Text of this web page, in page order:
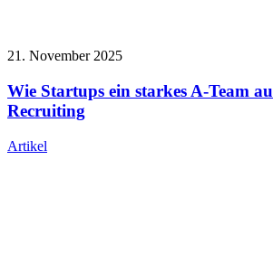
21. November 2025
Wie Startups ein starkes A-Team
Recruiting
Artikel